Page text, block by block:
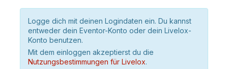
Logge dich mit deinen Logindaten ein. Du kannst
entweder dein Eventor-Konto oder dein Livelox-
Konto benutzen.
Mit dem einloggen akzeptierst du die
Nutzungsbestimmungen für Livelox.